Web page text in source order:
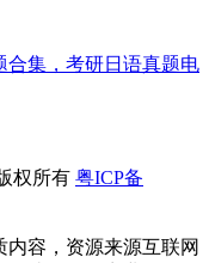
合集，考研日语真题电
权所有 粤ICP备
容，资源来源互联网